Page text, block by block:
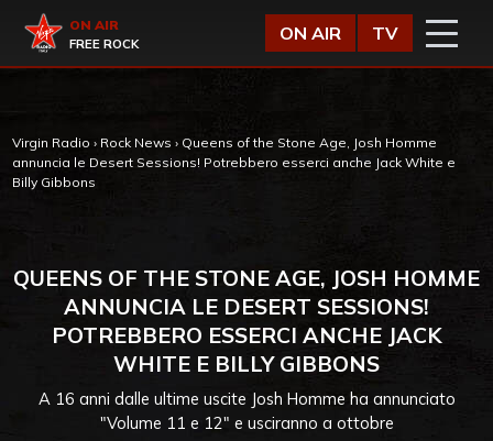
Virgin Radio
ON AIR
FREE ROCK
ON AIR TV
Virgin Radio › Rock News › Queens of the Stone Age, Josh Homme
annuncia le Desert Sessions! Potrebbero esserci anche Jack White e
Billy Gibbons
QUEENS OF THE STONE AGE, JOSH HOMME
ANNUNCIA LE DESERT SESSIONS!
POTREBBERO ESSERCI ANCHE JACK
WHITE E BILLY GIBBONS
A 16 anni dalle ultime uscite Josh Homme ha annunciato
"Volume 11 e 12" e usciranno a ottobre